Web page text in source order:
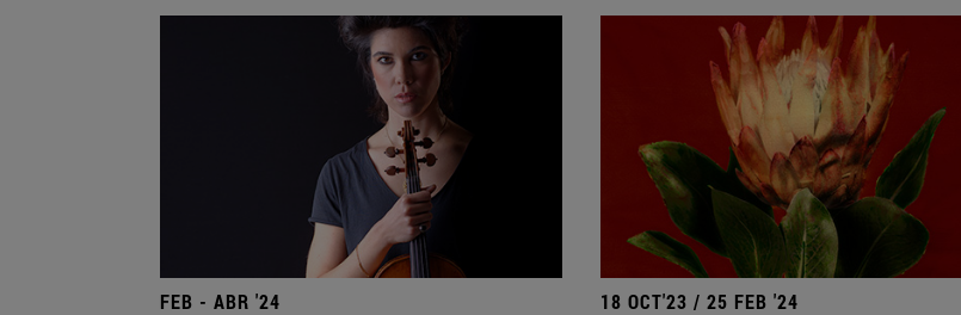
FEB - ABR '24 18 OCT'23 / 25 FEB '24